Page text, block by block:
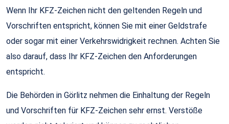
Wenn Ihr KFZ-Zeichen nicht den geltenden Regeln und
Vorschriften entspricht, können Sie mit einer Geldstrafe
oder sogar mit einer Verkehrswidrigkeit rechnen. Achten Sie
also darauf, dass Ihr KFZ-Zeichen den Anforderungen
entspricht.
Die Behörden in Görlitz nehmen die Einhaltung der Regeln
und Vorschriften für KFZ-Zeichen sehr ernst. Verstöße